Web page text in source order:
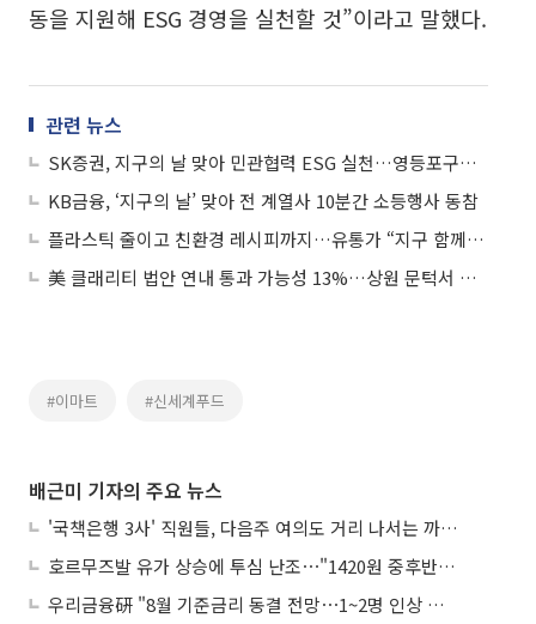
동을 지원해 ESG 경영을 실천할 것”이라고 말했다.
관련 뉴스
SK증권, 지구의 날 맞아 민관협력 ESG 실천…영등포구와 ‘담배꽁초 줍깅’ 실시
KB금융, ‘지구의 날’ 맞아 전 계열사 10분간 소등행사 동참
플라스틱 줄이고 친환경 레시피까지…유통가 “지구 함께 살려요”
美 클래리티 법안 연내 통과 가능성 13%…상원 문턱서 제동
#이마트 #신세계푸드
배근미 기자의 주요 뉴스
'국책은행 3사' 직원들, 다음주 여의도 거리 나서는 까닭은
호르무즈발 유가 상승에 투심 난조⋯"1420원 중후반 등락"
우리금융硏 "8월 기준금리 동결 전망⋯1~2명 인상 소수의견 낼 것"